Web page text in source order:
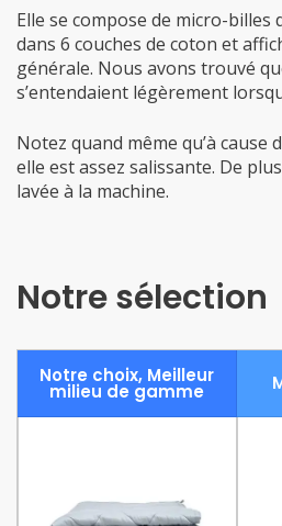
Elle se compose de micro-billes
dans 6 couches de coton et
générale. Nous avons trouvé
s’entendaient légèrement
Notez quand même qu’à cause
elle est assez salissante. De
lavée à la machine.
Notre sélection
Notre choix, Meilleur
milieu de gamme